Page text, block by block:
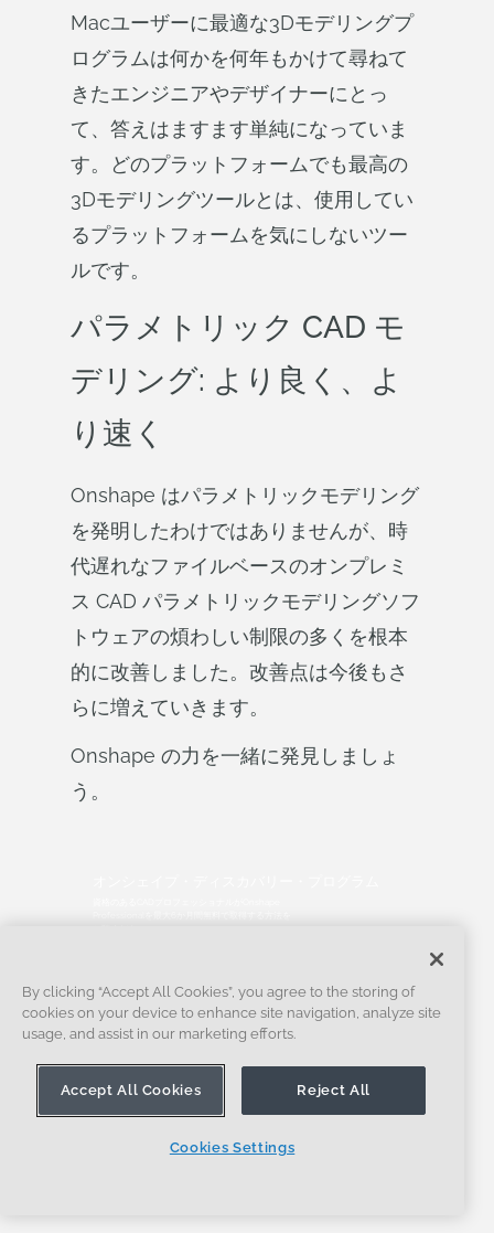
Macユーザーに最適な3Dモデリングプ
ログラムは何かを何年もかけて尋ねて
きたエンジニアやデザイナーにとっ
て、答えはますます単純になっていま
す。どのプラットフォームでも最高の
3Dモデリングツールとは、使用してい
るプラットフォームを気にしないツー
ルです。
パラメトリック CAD モ
デリング: より良く、よ
り速く
Onshape はパラメトリックモデリング
を発明したわけではありませんが、時
代遅れなファイルベースのオンプレミ
ス CAD パラメトリックモデリングソフ
トウェアの煩わしい制限の多くを根本
的に改善しました。改善点は今後もさ
らに増えていきます。
Onshape の力を一緒に発見しましょ
う。
今すぐ ONSHAPE を試してみる
よくあるご質問
By clicking “Accept All Cookies”, you agree to the storing of
cookies on your device to enhance site navigation, analyze site
usage, and assist in our marketing efforts.
Accept All Cookies Reject All
Cookies Settings